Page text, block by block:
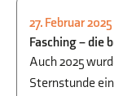
FEIERN,
27. Februar 2025
Fasching – die
Auch 2025
Sternstunde